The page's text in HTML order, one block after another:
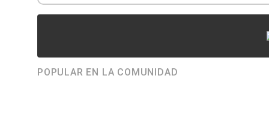
POPULAR EN LA COMUNIDAD